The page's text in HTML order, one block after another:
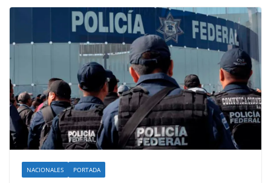
NACIONALES PORTADA